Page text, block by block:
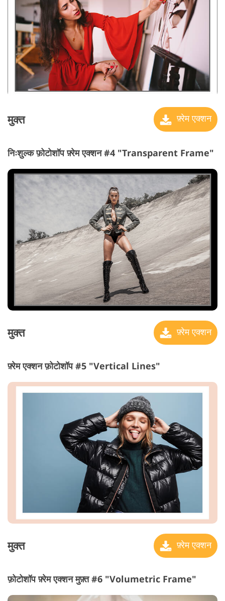
मुक्त फ़्रेम एक्शन
निःशुल्क फ़ोटोशॉप फ़्रेम एक्शन #4 "Transparent Frame"
मुक्त फ़्रेम एक्शन
फ़्रेम एक्शन फ़ोटोशॉप #5 "Vertical Lines"
मुक्त फ़्रेम एक्शन
फ़ोटोशॉप फ़्रेम एक्शन मुफ़्त #6 "Volumetric Frame"